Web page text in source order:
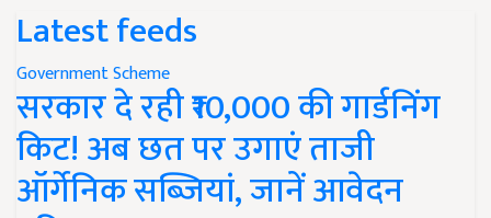
Latest feeds
Government Scheme
सरकार दे रही ₹10,000 की गार्डनिंग
किट! अब छत पर उगाएं ताजी
ऑर्गेनिक सब्जियां, जानें आवेदन